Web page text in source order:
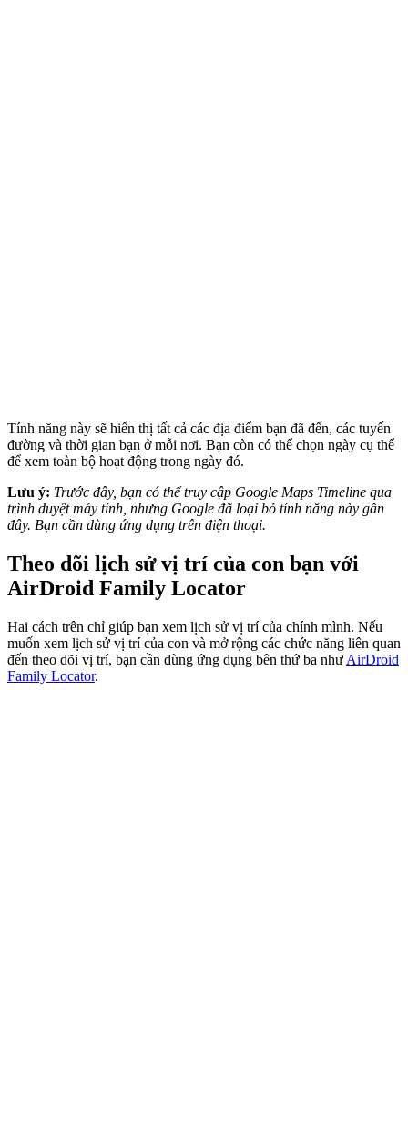
Tính năng này sẽ hiển thị tất cả các địa điểm bạn đã đến, các tuyến
đường và thời gian bạn ở mỗi nơi. Bạn còn có thể chọn ngày cụ thể
để xem toàn bộ hoạt động trong ngày đó.
Lưu ý: Trước đây, bạn có thể truy cập Google Maps Timeline qua
trình duyệt máy tính, nhưng Google đã loại bỏ tính năng này gần
đây. Bạn cần dùng ứng dụng trên điện thoại.
Theo dõi lịch sử vị trí của con bạn với
AirDroid Family Locator
Hai cách trên chỉ giúp bạn xem lịch sử vị trí của chính mình. Nếu
muốn xem lịch sử vị trí của con và mở rộng các chức năng liên quan
đến theo dõi vị trí, bạn cần dùng ứng dụng bên thứ ba như AirDroid
Family Locator.